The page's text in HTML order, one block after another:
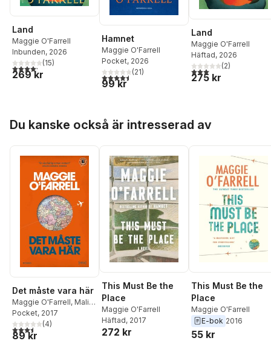
Land
Maggie O'Farrell
Inbunden, 2026
4,2utav 5 stjärnor. Totalt antal röster:
(15)
269 kr
Hamnet
Maggie O'Farrell
Pocket, 2026
4,5utav 5 stjärnor. Totalt antal röster:
(21)
99 kr
Land
Maggie O'Farrell
Häftad, 2026
3,0utav 5 stjärnor.
(2)
275 kr
Du kanske också är intresserad av
Det måste vara här
Maggie O'Farrell, Malin
Bylund Westfelt
Pocket, 2017
3,5utav 5 stjärnor. Totalt antal röster:
(4)
89 kr
This Must Be the
Place
Maggie O'Farrell
Häftad, 2017
272 kr
This Must Be the
Place
Maggie O'Farrell
E-bok 2016
55 kr